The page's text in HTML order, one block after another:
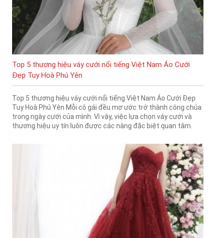
Top 5 thương hiệu váy cưới nổi tiếng Việt Nam Áo Cưới
Đẹp Tuy Hoà Phú Yên
Top 5 thương hiệu váy cưới nổi tiếng Việt Nam Áo Cưới Đẹp
Tuy Hoà Phú Yên Mỗi cô gái đều mơ ước trở thành công chúa
trong ngày cưới của mình. Vì vậy, việc lựa chọn váy cưới và
thương hiệu uy tín luôn được các nàng đặc biệt quan tâm.